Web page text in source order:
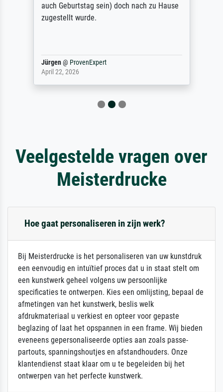
auch Geburtstag sein) doch nach zu Hause
zugestellt wurde.
Jürgen@ ProvenExpert
April 22, 2026
Veelgestelde vragen over
Meisterdrucke
Hoe gaat personaliseren in zijn werk?
Bij Meisterdrucke is het personaliseren van uw kunstdruk
een eenvoudig en intuïtief proces dat u in staat stelt om
een kunstwerk geheel volgens uw persoonlijke
specificaties te ontwerpen. Kies een omlijsting, bepaal de
afmetingen van het kunstwerk, beslis welk
afdrukmateriaal u verkiest en opteer voor gepaste
beglazing of laat het opspannen in een frame. Wij bieden
eveneens gepersonaliseerde opties aan zoals passe-
partouts, spanningshoutjes en afstandhouders. Onze
klantendienst staat klaar om u te begeleiden bij het
ontwerpen van het perfecte kunstwerk.